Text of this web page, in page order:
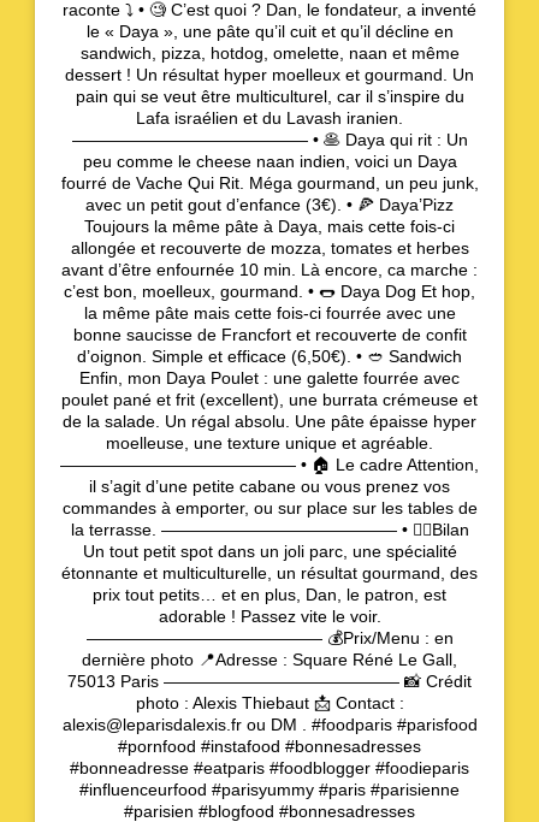
raconte ⤵️ • 🧐 C’est quoi ? Dan, le fondateur, a inventé
le « Daya », une pâte qu’il cuit et qu’il décline en
sandwich, pizza, hotdog, omelette, naan et même
dessert ! Un résultat hyper moelleux et gourmand. Un
pain qui se veut être multiculturel, car il s’inspire du
Lafa israélien et du Lavash iranien.
—————————————— • 🥞 Daya qui rit : Un
peu comme le cheese naan indien, voici un Daya
fourré de Vache Qui Rit. Méga gourmand, un peu junk,
avec un petit gout d’enfance (3€). • 🍕 Daya’Pizz
Toujours la même pâte à Daya, mais cette fois-ci
allongée et recouverte de mozza, tomates et herbes
avant d’être enfournée 10 min. Là encore, ca marche :
c’est bon, moelleux, gourmand. • 🌭 Daya Dog Et hop,
la même pâte mais cette fois-ci fourrée avec une
bonne saucisse de Francfort et recouverte de confit
d’oignon. Simple et efficace (6,50€). • 🥙 Sandwich
Enfin, mon Daya Poulet : une galette fourrée avec
poulet pané et frit (excellent), une burrata crémeuse et
de la salade. Un régal absolu. Une pâte épaisse hyper
moelleuse, une texture unique et agréable.
—————————————— • 🏠 Le cadre Attention,
il s’agit d’une petite cabane ou vous prenez vos
commandes à emporter, ou sur place sur les tables de
la terrasse. —————————————— • 🙋‍♂️Bilan
Un tout petit spot dans un joli parc, une spécialité
étonnante et multiculturelle, un résultat gourmand, des
prix tout petits… et en plus, Dan, le patron, est
adorable ! Passez vite le voir.
—————————————— 💰Prix/Menu : en
dernière photo 📍Adresse : Square Réné Le Gall,
75013 Paris —————————————— 📸 Crédit
photo : Alexis Thiebaut 📩 Contact :
alexis@leparisdalexis.fr ou DM . #foodparis #parisfood
#pornfood #instafood #bonnesadresses
#bonneadresse #eatparis #foodblogger #foodieparis
#influenceurfood #parisyummy #paris #parisienne
#parisien #blogfood #bonnesadresses